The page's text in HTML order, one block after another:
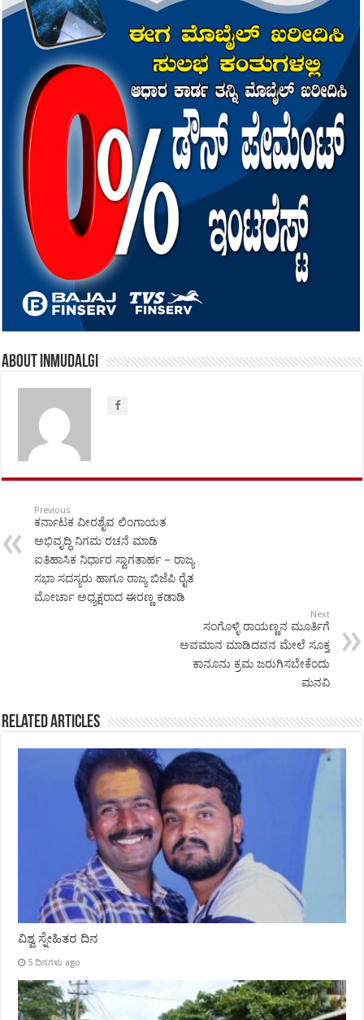
About inmudalgi
Previous
ಕರ್ನಾಟಕ ವೀರಶೈವ ಲಿಂಗಾಯತ
ಅಭಿವೃದ್ಧಿ ನಿಗಮ ರಚನೆ ಮಾಡಿ
ಐತಿಹಾಸಿಕ ನಿರ್ಧಾರ ಸ್ವಾಗತಾರ್ಹ – ರಾಜ್ಯ
ಸಭಾ ಸದಸ್ಯರು ಹಾಗೂ ರಾಜ್ಯ ಬಿಜೆಪಿ ರೈತ
ಮೋರ್ಚಾ ಅಧ್ಯಕ್ಷರಾದ ಈರಣ್ಣ ಕಡಾಡಿ
Next
ಸಂಗೊಳ್ಳಿ ರಾಯಣ್ಣನ ಮೂರ್ತಿಗೆ
ಅವಮಾನ ಮಾಡಿದವನ ಮೇಲೆ ಸೂಕ್ತ
ಕಾನೂನು ಕ್ರಮ ಜರುಗಿಸಬೇಕೆಂದು
ಮನವಿ
Related Articles
ವಿಶ್ವ ಸ್ನೇಹಿತರ ದಿನ
5 ದಿನಗಳು ago